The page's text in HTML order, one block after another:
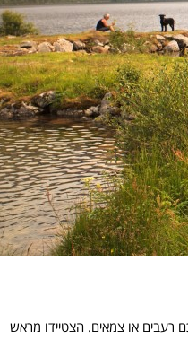
או צמאים. הצטיידו מראש